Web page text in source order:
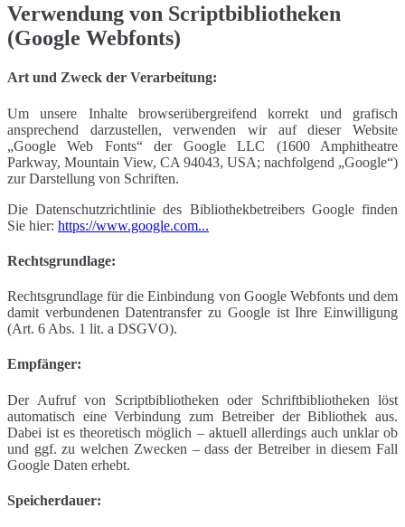
Verwendung von Scriptbibliotheken
(Google Webfonts)
Art und Zweck der Verarbeitung:
Um unsere Inhalte browserübergreifend korrekt und grafisch
ansprechend darzustellen, verwenden wir auf dieser Website
„Google Web Fonts“ der Google LLC (1600 Amphitheatre
Parkway, Mountain View, CA 94043, USA; nachfolgend „Google“)
zur Darstellung von Schriften.
Die Datenschutzrichtlinie des Bibliothekbetreibers Google finden
Sie hier: https://www.google.com...
Rechtsgrundlage:
Rechtsgrundlage für die Einbindung von Google Webfonts und dem
damit verbundenen Datentransfer zu Google ist Ihre Einwilligung
(Art. 6 Abs. 1 lit. a DSGVO).
Empfänger:
Der Aufruf von Scriptbibliotheken oder Schriftbibliotheken löst
automatisch eine Verbindung zum Betreiber der Bibliothek aus.
Dabei ist es theoretisch möglich – aktuell allerdings auch unklar ob
und ggf. zu welchen Zwecken – dass der Betreiber in diesem Fall
Google Daten erhebt.
Speicherdauer: